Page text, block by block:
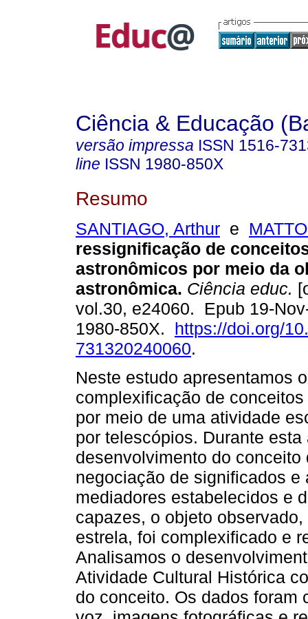
Ciência & Educação
versão impressa ISSN 1516-
line ISSN 1980-850X
Resumo
SANTIAGO, Arthur e
ressignificação de
astronômicos por meio da
astronômica. Ciência educ.
vol.30, e24060. Epub 19-
1980-850X. https://doi.org/
731320240060.
Neste estudo apresentamos
complexificação de
por meio de uma atividade
por telescópios. Durante
desenvolvimento do
negociação de significados
mediadores estabelecidos e
capazes, o objeto
estrela, foi complexificado e
Analisamos o
Atividade Cultural Histórica
do conceito. Os dados foram